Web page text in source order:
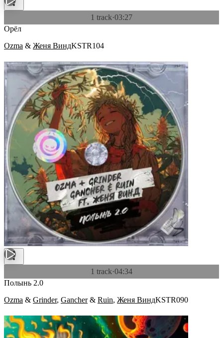
1 track·03:27
Орёл
Ozma & Женя ВиндKSTR104
1 track·04:34
Полынь 2.0
Ozma & Grinder, Gancher& Ruin, Женя ВиндKSTR090